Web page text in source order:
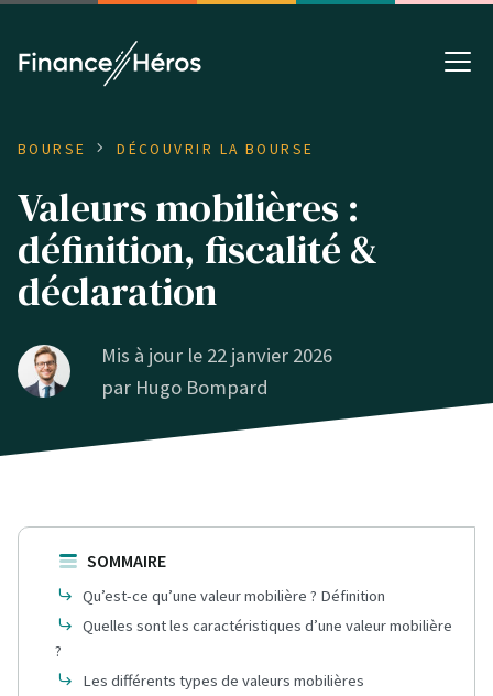
BOURSE DÉCOUVRIR LA BOURSE
Valeurs mobilières :
définition, fiscalité &
déclaration
Mis à jour le 22 janvier 2026
par Hugo Bompard
SOMMAIRE
Qu’est-ce qu’une valeur mobilière ? Définition
Quelles sont les caractéristiques d’une valeur mobilière
?
Les différents types de valeurs mobilières